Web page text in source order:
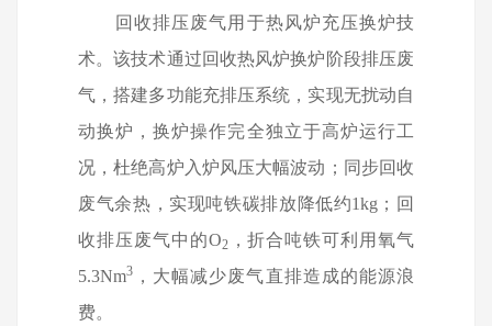
回收排压废气用于热风炉充压换炉技
术。该技术通过回收热风炉换炉阶段排压废
气，搭建多功能充排压系统，实现无扰动自
动换炉，换炉操作完全独立于高炉运行工
况，杜绝高炉入炉风压大幅波动；同步回收
废气余热，实现吨铁碳排放降低约1kg ；回
收排压废气中的O2，折合吨铁可利用氧气
5.3Nm3 ，大幅减少废气直排造成的能源浪
费。